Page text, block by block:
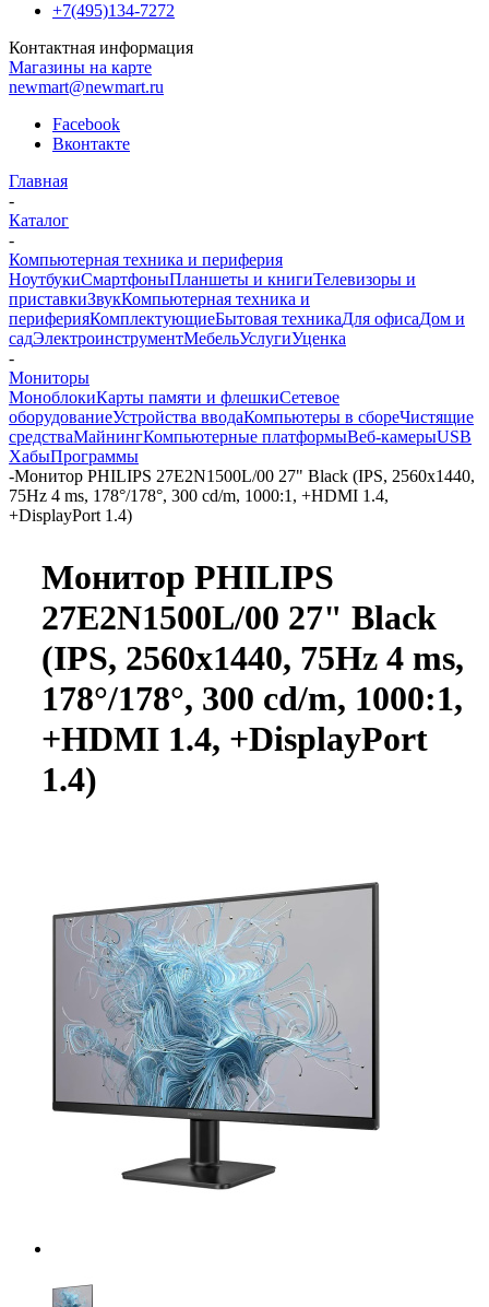
+7(495)134-7272
Контактная информация
Магазины на карте
newmart@newmart.ru
Facebook
Вконтакте
Главная
-
Каталог
-
Компьютерная техника и периферия
НоутбукиСмартфоныПланшеты и книгиТелевизоры и
приставкиЗвукКомпьютерная техника и
периферияКомплектующиеБытовая техникаДля офисаДом и
садЭлектроинструментМебельУслугиУценка
-
Мониторы
МоноблокиКарты памяти и флешкиСетевое
оборудованиеУстройства вводаКомпьютеры в сбореЧистящие
средстваМайнингКомпьютерные платформыВеб-камерыUSB
ХабыПрограммы
-Монитор PHILIPS 27E2N1500L/00 27" Black (IPS, 2560x1440,
75Hz 4 ms, 178°/178°, 300 cd/m, 1000:1, +HDMI 1.4,
+DisplayPort 1.4)
Монитор PHILIPS
27E2N1500L/00 27" Black
(IPS, 2560x1440, 75Hz 4 ms,
178°/178°, 300 cd/m, 1000:1,
+HDMI 1.4, +DisplayPort
1.4)